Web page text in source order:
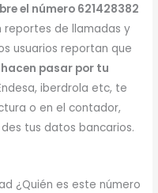
el número 621428382
reportes de llamadas y
usuarios reportan que
hacen pasar por tu
iberdrola etc, te
o en el contador,
tus datos bancarios.
¿Quién es este número